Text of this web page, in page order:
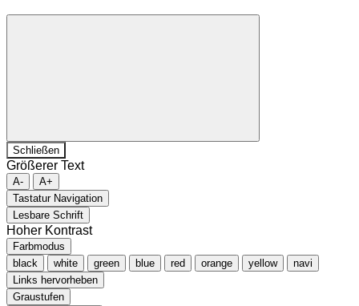
Schließen
Größerer Text
A-
A+
Tastatur Navigation
Lesbare Schrift
Hoher Kontrast
Farbmodus
black
white green blue red orange yellow
navi
Links hervorheben
Graustufen